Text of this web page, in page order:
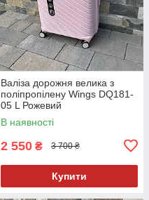
Валіза дорожня велика з
поліпропілену Wings DQ181-
05 L Рожевий
В наявності
2 550 ₴ 3 700 ₴
Купити